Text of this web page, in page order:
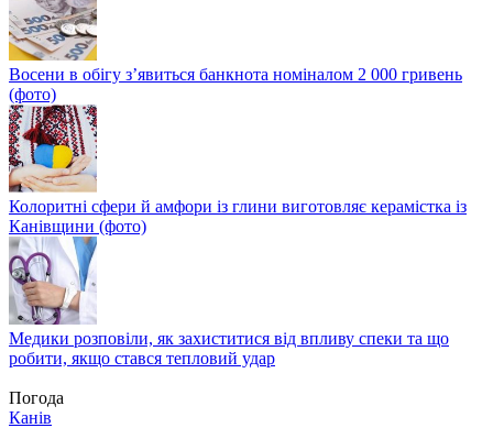
Восени в обігу з’явиться банкнота номіналом 2 000 гривень
(фото)
Колоритні сфери й амфори із глини виготовляє керамістка із
Канівщини (фото)
Медики розповіли, як захиститися від впливу спеки та що
робити, якщо стався тепловий удар
Погода
Канів